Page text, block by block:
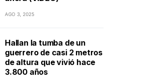
AGO 3, 2025
Hallan la tumba de un
guerrero de casi 2 metros
de altura que vivió hace
3.800 años